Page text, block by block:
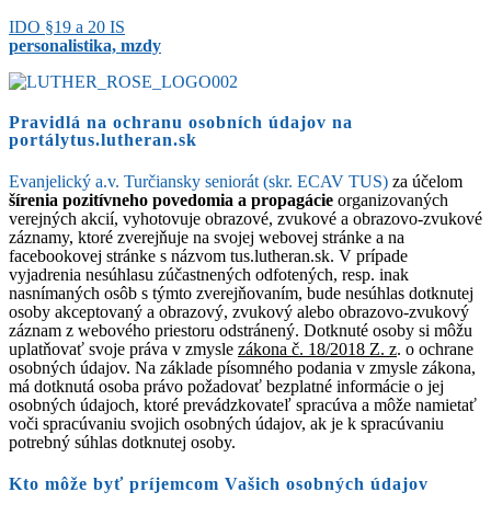
IDO §19 a 20 IS
personalistika, mzdy
Pravidlá na ochranu osobních údajov na
portálytus.lutheran.sk​
Evanjelický a.v. Turčiansky seniorát (skr. ECAV TUS) za účelom
šírenia pozitívneho povedomia a propagácie organizovaných
verejných akcií, vyhotovuje obrazové, zvukové a obrazovo-zvukové
záznamy, ktoré zverejňuje na svojej webovej stránke a na
facebookovej stránke s názvom tus.lutheran.sk. V prípade
vyjadrenia nesúhlasu zúčastnených odfotených, resp. inak
nasnímaných osôb s týmto zverejňovaním, bude nesúhlas dotknutej
osoby akceptovaný a obrazový, zvukový alebo obrazovo-zvukový
záznam z webového priestoru odstránený. Dotknuté osoby si môžu
uplatňovať svoje práva v zmysle zákona č. 18/2018 Z. z. o ochrane
osobných údajov. Na základe písomného podania v zmysle zákona,
má dotknutá osoba právo požadovať bezplatné informácie o jej
osobných údajoch, ktoré prevádzkovateľ spracúva a môže namietať
voči spracúvaniu svojich osobných údajov, ak je k spracúvaniu
potrebný súhlas dotknutej osoby.
Kto môže byť príjemcom Vašich osobných údajov